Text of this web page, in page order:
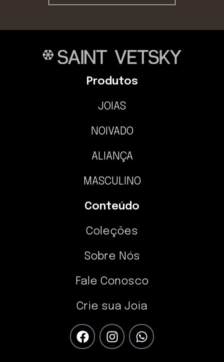
Produtos
JOIAS
NOIVADO
ALIANÇA
MASCULINO
Conteúdo
Coleções
Sobre Nós
Fale Conosco
Crie sua Joia